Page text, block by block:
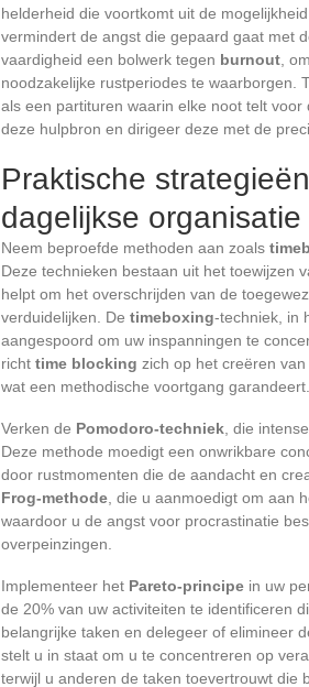
helderheid die voortkomt uit de
vermindert de angst die gepaard gaat met
vaardigheid een bolwerk tegen burnout ,
noodzakelijke rustperiodes te waarborgen.
als een partituren waarin elke noot telt
deze hulpbron en dirigeer deze met de
Praktische
dagelijkse
Neem beproefde methoden aan zoals
Deze technieken bestaan uit het toewijzen
helpt om het overschrijden van de
verduidelijken. De timeboxing-techniek, in
aangespoord om uw inspanningen te
richt time blocking zich op het creëren
wat een methodische voortgang garandeert.
Verken de Pomodoro-techniek , die
Deze methode moedigt een onwrikbare
door rustmomenten die de aandacht en
Frog-methode , die u aanmoedigt om aan
waardoor u de angst voor procrastinatie
overpeinzingen.
Implementeer het Pareto-principe in uw
de 20% van uw activiteiten te identificeren
belangrijke taken en delegeer of elimineer
stelt u in staat om u te concentreren op
terwijl u anderen de taken toevertrouwt die